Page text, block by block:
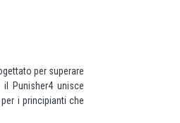
per superare
Punisher4 unisce
i principianti che